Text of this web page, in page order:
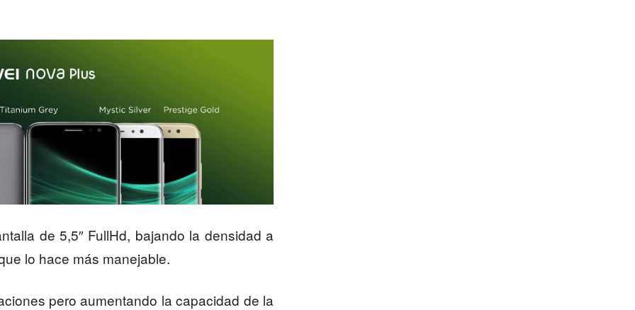
de 5,5″ FullHd, bajando la densidad a
lo hace más manejable.
pero aumentando la capacidad de la